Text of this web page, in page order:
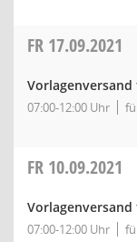
FR 17.09.2021
Vorlagenversand
07:00-12:00 Uhr
FR 10.09.2021
Vorlagenversand
07:00-12:00 Uhr